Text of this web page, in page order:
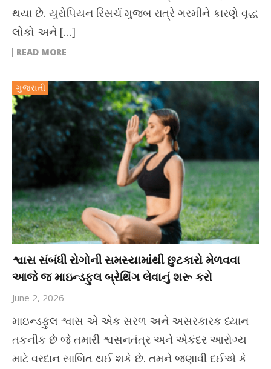
થયા છે. યુરોપિયન રિસર્ચ મુજબ રાત્રે ગરમીને કારણે વૃદ્ધ
લોકો અને […]
READ MORE
ગુજરાતી
શ્વાસ સંબંધી રોગોની સમસ્યામાંથી છુટકારો મેળવવા
આજે જ માઇન્ડફુલ બ્રેથિંગ લેવાનું શરૂ કરો
June 2, 2026
માઇન્ડફુલ શ્વાસ એ એક સરળ અને અસરકારક ધ્યાન
તકનીક છે જે તમારી શ્વસનતંત્ર અને એકંદર આરોગ્ય
માટે વરદાન સાબિત થઈ શકે છે. તમને જણાવી દઈએ કે